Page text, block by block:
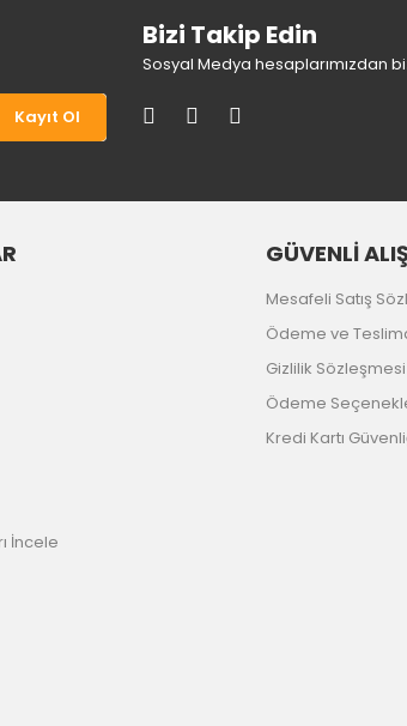
Kayıt Ol
Bizi Takip Edin
Sosyal Medya hesaplarımızdan
İncele
GÜVENLİ
Mesafeli Satış
Ödeme ve
Gizlilik Sözleşmesi
Ödeme
Kredi Kartı